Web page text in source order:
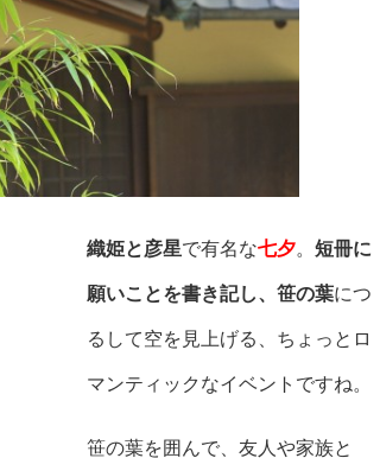
織姫と彦星で有名な七夕。 短冊に
願いことを書き記し、笹の葉につ
るして空を見上げる、ちょっとロ
マンティックなイベントですね。
笹の葉を囲んで、友人や家族と